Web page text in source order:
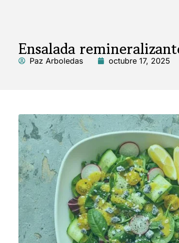
Ensalada
Paz Arboledas octubre 17, 2025